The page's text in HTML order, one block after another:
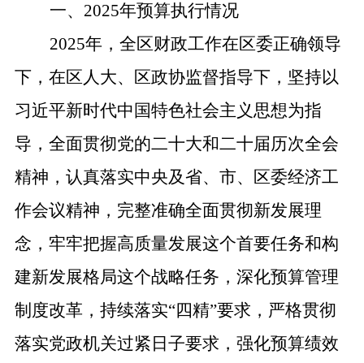
一、 2025年预算执行情况
2025年，全区财政工作在区委正确领导
下，在区人大、区政协监督指导下，坚持以
习近平新时代中国特色社会主义思想为指
导，全面贯彻党的二十大和二十届历次全会
精神，认真落实中央及省、市、区委经济工
作会议精神，完整准确全面贯彻新发展理
念，牢牢把握高质量发展这个首要任务和构
建新发展格局这个战略任务，深化预算管理
制度改革，持续落实“四精”要求，严格贯彻
落实党政机关过紧日子要求，强化预算绩效